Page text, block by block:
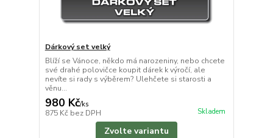
Dárkový set velký
Blíží se Vánoce, někdo má narozeniny, nebo chcete
své drahé polovičce koupit dárek k výročí, ale
nevíte si rady s výběrem? Ulehčete si starosti a
věnu...
980 Kč/ks
875 Kč bez DPH Skladem
Zvolte variantu